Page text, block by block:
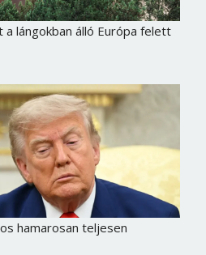
lángokban álló Európa felett
hamarosan teljesen